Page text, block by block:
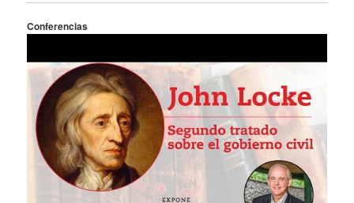
Conferencias